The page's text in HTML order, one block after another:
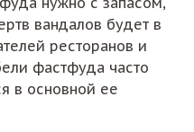
вандалов будет в
ресторанов и
фастфуда часто
в основной ее